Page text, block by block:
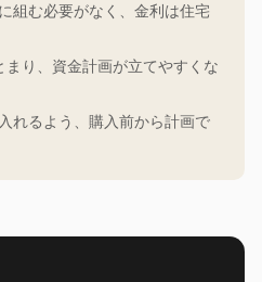
組む必要がなく、金利は住宅
り、資金計画が立てやすくな
れるよう、購入前から計画で